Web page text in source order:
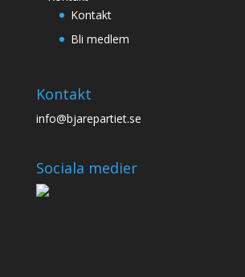
Kontakt
Bli medlem
Kontakt
info@bjarepartiet.se
Sociala medier